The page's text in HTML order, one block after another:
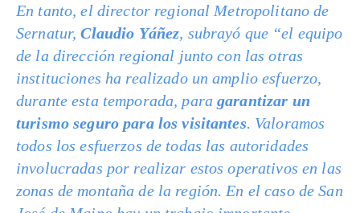
En tanto, el director regional Metropolitano de
Sernatur,Claudio Yáñez, subrayó que “el equipo
de la dirección regional junto con las otras
instituciones ha realizado un amplio esfuerzo,
durante esta temporada, paragarantizar un
turismo seguro para los visitantes. Valoramos
todos los esfuerzos de todas las autoridades
involucradas por realizar estos operativos en las
zonas de montaña de la región. En el caso de San